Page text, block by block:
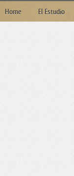
Home El Estudio